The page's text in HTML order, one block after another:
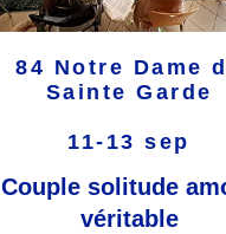
84 Notre Dame
Sainte Garde
11-13 sep
Couple solitude
véritable